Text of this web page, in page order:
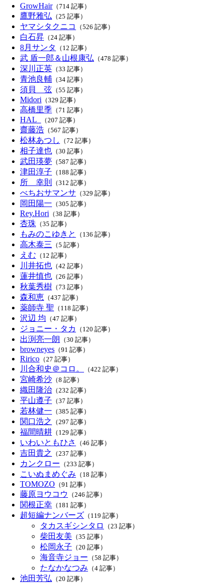
GrowHair（714 記事）
鷹野雅弘 （25 記事）
ヤマシタクニコ （526 記事）
白石昇 （24 記事）
8月サンタ （12 記事）
武 盾一郎＆山根康弘 （478 記事）
深川正英 （33 記事）
青池良輔 （34 記事）
須貝 弦 （55 記事）
Midori （329 記事）
高橋里季 （71 記事）
HAL_ （207 記事）
齋藤浩 （567 記事）
松林あつし （72 記事）
相子達也 （30 記事）
武田瑛夢 （587 記事）
津田淳子 （188 記事）
所 幸則 （312 記事）
べちおサマンサ （329 記事）
岡田陽一 （305 記事）
Rey.Hori （38 記事）
杏珠 （35 記事）
もみのこゆきと （136 記事）
高木泰三 （5 記事）
えむ （12 記事）
川井拓也 （42 記事）
蓮井慎也 （26 記事）
秋葉秀樹 （73 記事）
森和恵 （437 記事）
薬師寺 聖 （118 記事）
沢辺 均 （47 記事）
ジョニー・タカ （120 記事）
出渕亮一朗 （30 記事）
browneyes （91 記事）
Ririco （27 記事）
川合和史＠コロ。 （422 記事）
宮崎希沙 （8 記事）
織田隆治 （232 記事）
平山遵子 （37 記事）
若林健一 （385 記事）
関口浩之 （297 記事）
福間晴耕 （129 記事）
いわいともひさ （46 記事）
吉田貴之 （237 記事）
カンクロー （233 記事）
こいぬまめぐみ （18 記事）
TOMOZO （91 記事）
藤原ヨウコウ （246 記事）
関根正幸 （181 記事）
超短編ナンバーズ （119 記事）
タカスギシンタロ （23 記事）
柴田友美 （35 記事）
松岡永子 （20 記事）
海音寺ジョー （58 記事）
たなかなつみ （4 記事）
池田芳弘 （20 記事）